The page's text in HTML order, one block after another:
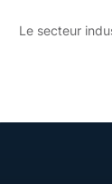
Le secteur